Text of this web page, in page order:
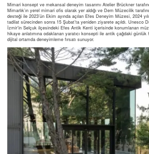
Mimari konsept ve mekansal deneyim tasarımı Atelier Brückner
Mimarlık’ın yerel mimari ofis olarak yer aldığı ve Dem Müzecilik
desteği ile 2023’ün Ekim ayında açılan Efes Deneyim Müzesi, 2024
tadilat sürecinden sonra 15 Şubat’ta yeniden ziyarete açıldı. Unesco
İzmir’in Selçuk ilçesindeki Efes Antik Kenti içerisinde konumlanan
hikaye anlatımına odaklanan yaratıcı konsepti ile antik çağdaki günlük
dijital ortamda deneyimleme fırsatı sunuyor.